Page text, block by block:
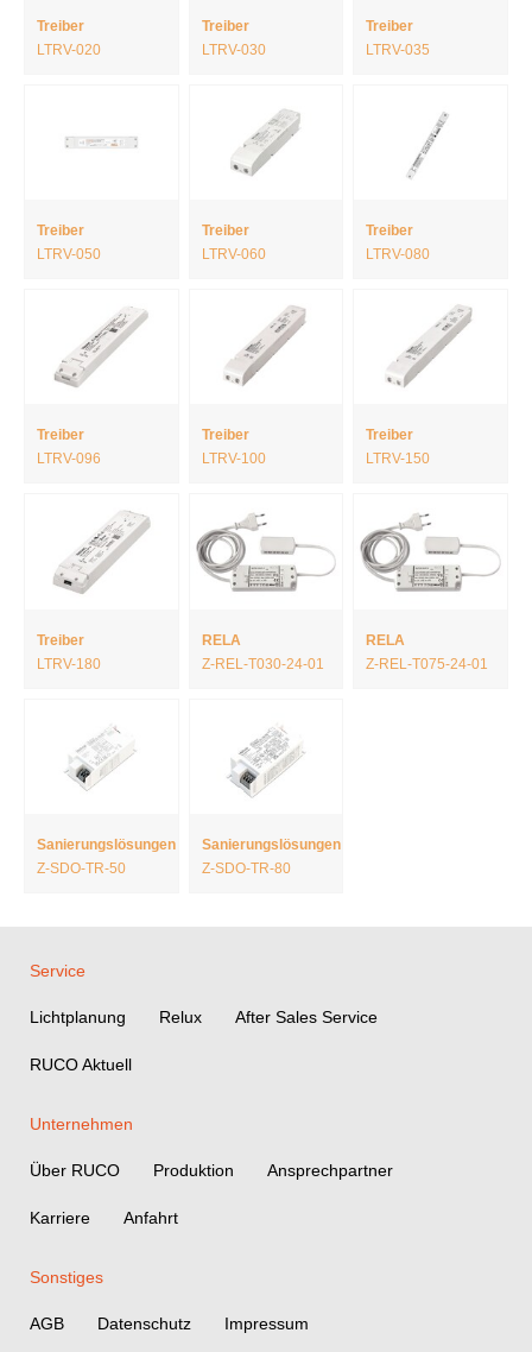
Treiber
LTRV-020
Treiber
LTRV-030
Treiber
LTRV-035
Treiber
LTRV-050
Treiber
LTRV-060
Treiber
LTRV-080
Treiber
LTRV-096
Treiber
LTRV-100
Treiber
LTRV-150
Treiber
LTRV-180
RELA
Z-REL-T030-24-01
RELA
Z-REL-T075-24-01
Sanierungslösungen
Z-SDO-TR-50
Sanierungslösungen
Z-SDO-TR-80
Service
Lichtplanung Relux After Sales Service
RUCO Aktuell
Unternehmen
Über RUCO Produktion Ansprechpartner
Karriere Anfahrt
Sonstiges
AGB Datenschutz Impressum